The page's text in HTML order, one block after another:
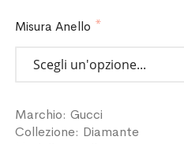
Misura Anello
Marchio: Gucci
Collezione: Diamante